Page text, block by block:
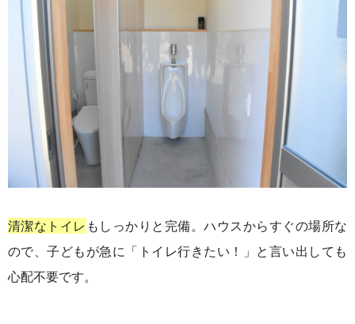
清潔なトイレ もしっかりと完備。ハウスからすぐの場所な
ので、子どもが急に「トイレ行きたい！」と言い出しても
心配不要です。